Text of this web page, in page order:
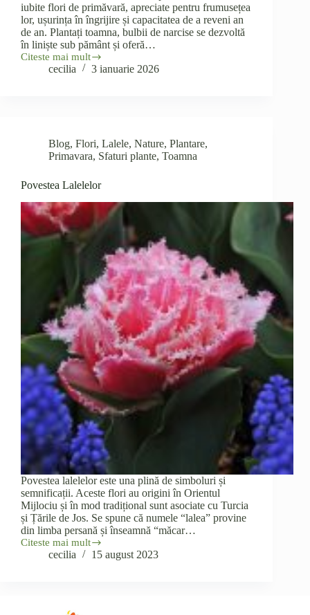
iubite flori de primăvară, apreciate pentru frumusețea
lor, ușurința în îngrijire și capacitatea de a reveni an
de an. Plantați toamna, bulbii de narcise se dezvoltă
în liniște sub pământ și oferă…
Citeste mai mult
Bulbi
primăvara
ta
cecilia 3 ianuarie 2026
Blog, Flori, Lalele, Nature, Plantare,
Primavara, Sfaturi plante, Toamna
Povestea Lalelelor
Povestea lalelelor este una plină de simboluri și
semnificații. Aceste flori au origini în Orientul
Mijlociu și în mod tradițional sunt asociate cu Turcia
și Țările de Jos. Se spune că numele “lalea” provine
din limba persană și înseamnă “măcar…
Citeste mai mult
Povestea
Lalelelorcecilia 15 august 2023